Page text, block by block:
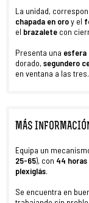
La unidad,
chapada en oroy el
el brazalete con
Presenta una esfera
dorado, segundero
en ventana a las tres.
MÁS
Equipa un
25-65), con 44
plexiglás.
Se encuentra en